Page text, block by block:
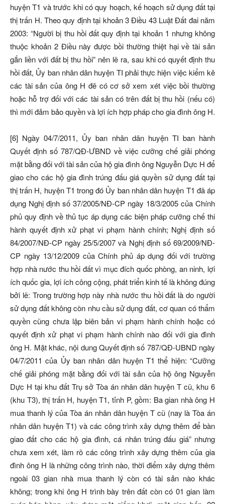
huyện T1 và trước khi có quy hoạch, kế hoạch sử dụng đất tại
thị trấn H. Theo quy định tại khoản 3 Điều 43 Luật Đất đai năm
2003: “Người bị thu hồi đất quy định tại khoản 1 nhưng không
thuộc khoản 2 Điều này được bồi thường thiệt hại về tài sản
gắn liền với đất bị thu hồi” nên lẽ ra, sau khi có quyết định thu
hồi đất, Ủy ban nhân dân huyện TI phải thực hiện việc kiểm kê
các tài sản của ông H đê có cơ sở xem xét việc bồi thường
hoặc hỗ trợ đối với các tài sản có trên đất bị thu hồi (nếu có)
thì mới đảm bảo quyền và lợi ích hợp pháp cho gia đình ông H.
[6] Ngày 04/7/2011, Ủy ban nhân dân huyện TI ban hành
Quyết định số 787/QĐ-ƯBND về việc cưỡng chế giải phóng
mặt bằng đối với tài sản của hộ gia đình ông Nguyễn Dực H để
giao cho các hộ gia đình trúng đấu giá quyền sử dụng đất tại
thị trấn H, huyện T1 trong đó Ủy ban nhân dân huyện T1 đã áp
dụng Nghị định số 37/2005/NĐ-CP ngày 18/3/2005 của Chính
phủ quy định về thủ tục áp dụng các biện pháp cưỡng chế thi
hành quyết định xử phạt vi phạm hành chính; Nghị định số
84/2007/NĐ-CP ngày 25/5/2007 và Nghị định số 69/2009/NĐ-
CP ngày 13/12/2009 của Chính phủ áp dụng đối với trường
hợp nhà nước thu hồi đất vì mục đích quốc phòng, an ninh, lợi
ích quốc gia, lợi ích công cộng, phát triển kinh tế là không đúng
bởi lẽ: Trong trường hợp này nhà nước thu hồi đất là do người
sử dụng đất không còn nhu cầu sử dụng đất, cơ quan có thẩm
quyền cũng chưa lập biên bản vi phạm hành chính hoặc có
quyết định xử phạt vi phạm hành chính nào đối với gia đình
ông H. Mặt khác, nội dung Quyết định số 787/QĐ-UBND ngày
04/7/2011 của Ủy ban nhân dân huyện T1 thể hiện: “Cưỡng
chế giải phóng mặt bằng đối với tài sản của hộ ông Nguyễn
Dực H tại khu đất Trụ sở Tòa án nhân dân huyện T cũ, khu 6
(khu T3), thị trấn H, huyện T1, tỉnh P, gồm: Ba gian nhà ông H
mua thanh lý của Tòa án nhân dân huyện T cũ (nay là Tòa án
nhân dân huyện T1) và các công trình xây dựng thêm để bàn
giao đất cho các hộ gia đình, cá nhân trúng đấu giá” nhưng
chưa xem xét, làm rõ các công trình xây dựng thêm của gia
đình ông H là những công trình nào, thời điểm xây dựng thêm
ngoài 03 gian nhà mua thanh lý còn có tài sản nào khác
không; trong khi ông H trình bày trên đất còn có 01 gian làm